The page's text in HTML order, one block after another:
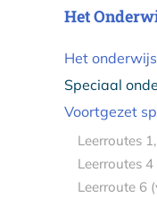
Het
Het onderwijs
Speciaal
Voortgezet
Leerroutes
Leerroutes
Leerroute 6